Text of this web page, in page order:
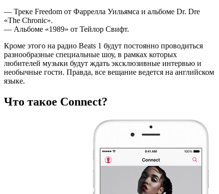
— Треке Freedom от Фаррелла Уильямса и альбоме Dr. Dre
«The Chronic».
— Альбоме «1989» от Тейлор Свифт.
Кроме этого на радио Beats 1 будут постоянно проводиться
разнообразные специальные шоу, в рамках которых
любителей музыки будут ждать эксклюзивные интервью и
необычные гости. Правда, все вещание ведется на английском
языке.
Что такое Connect?